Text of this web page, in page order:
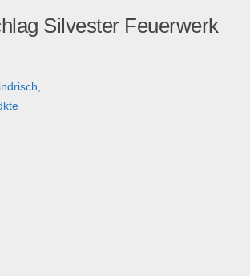
Silvester Feuerwerk
...